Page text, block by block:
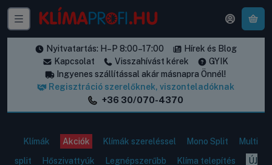
Nyitvatartás: H–P 8:00–17:00
Hírek és Blog
Kapcsolat
Visszahívást kérek
GYIK
Ingyenes szállítással akár másnapra Önnél!
Regisztráció szerelőknek, viszonteladóknak
+36 30/070-4370
Klímák Akciók Klímák szereléssel Mono Split
Multi
split
Hőszivattyúk Legnépszerűbb Klíma telepítés
ÚJ